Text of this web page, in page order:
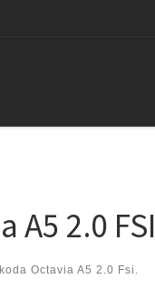
A5 2.0 FSI
Octavia A5 2.0 Fsi.